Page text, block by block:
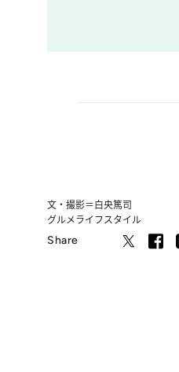
文・撮影＝白央篤司
グルメライフスタイル
Share